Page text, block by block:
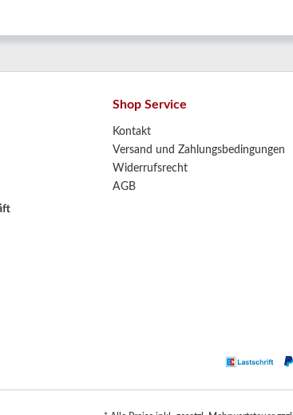
Shop Service
Kontakt
Versand und Zahlungsbedingungen
Widerrufsrecht
AGB